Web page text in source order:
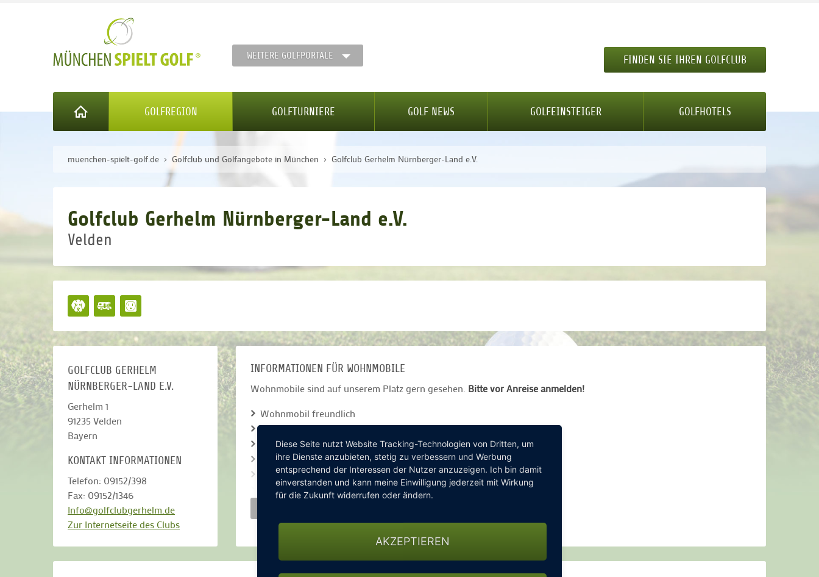
WEITERE GOLFPORTALE FINDEN SIE IHREN GOLFCLUB
GOLFREGION GOLFTURNIERE GOLF NEWS GOLFEINSTEIGER GOLFHOTELS
muenchen-spielt-golf.de Golfclub und Golfangebote in München Golfclub Gerhelm Nürnberger-Land e.V.
Golfclub Gerhelm Nürnberger-Land e.V.
Velden
GOLFCLUB GERHELM
NÜRNBERGER-LAND E.V.
Gerhelm 1
91235 Velden
Bayern
KONTAKT INFORMATIONEN
Telefon: 09152/398
Fax: 09152/1346
Info@golfclubgerhelm.de
Zur Internetseite des Clubs
INFORMATIONEN FÜR WOHNMOBILE
Wohnmobile sind auf unserem Platz gern gesehen. Bitte vor Anreise anmelden!
Wohnmobil freundlich
Keine Stellplätze vorhanden
Normale Parkplätze
Keine Stellplätze bis 11m
Kein Wasseranschluss
Stromanschluss
Anzahl Stellplätze: 2
Diese Seite nutzt Website Tracking-Technologien von Dritten, um
ihre Dienste anzubieten, stetig zu verbessern und Werbung
entsprechend der Interessen der Nutzer anzuzeigen. Ich bin damit
einverstanden und kann meine Einwilligung jederzeit mit Wirkung
für die Zukunft widerrufen oder ändern.
AKZEPTIEREN